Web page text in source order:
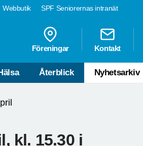
Webbutik SPF Seniorernas intranät
Föreningar Kontakt
Återblick Nyhetsarkiv
kl. 15.30 i